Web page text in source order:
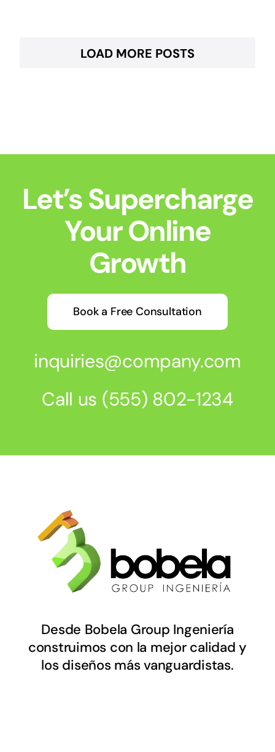
LOAD MORE POSTS
Let’s Supercharge
Your Online
Growth
Book a Free Consultation
inquiries@company.com
Call us (555) 802-1234
Desde Bobela Group Ingeniería
construimos con la mejor calidad y
los diseños más vanguardistas.